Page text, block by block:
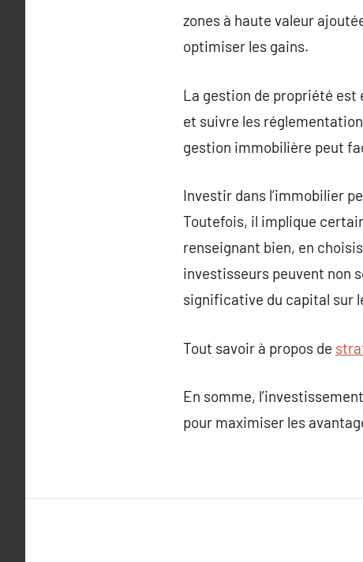
zones à haute valeur
optimiser les gains.
La gestion de propriété
et suivre les
gestion immobilière peut
Investir dans l’immobilier
Toutefois, il implique
renseignant bien, en
investisseurs peuvent non
significative du capital sur
Tout savoir à propos de
En somme,
pour maximiser les